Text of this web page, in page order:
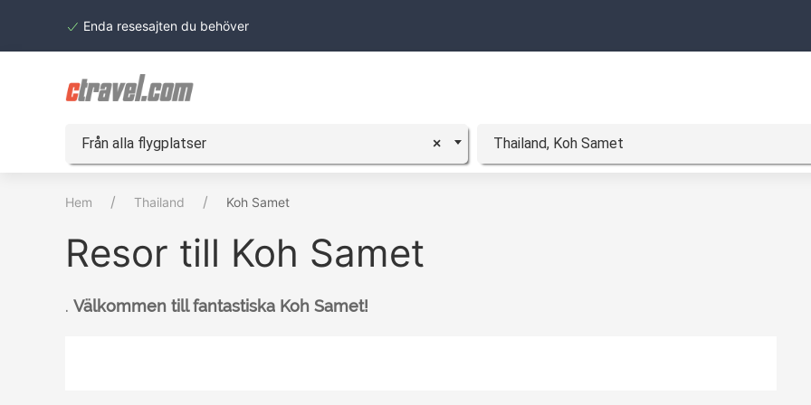
Enda resesajten du behöver
×
Från alla flygplatser Thailand, Koh Samet
Hem Thailand Koh Samet
Resor till Koh Samet
. Välkommen till fantastiska Koh Samet!